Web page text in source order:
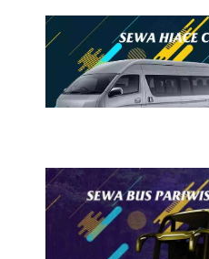
23 Juli 2026
Sewa Hiace
23 Juli 2026
Sewa Bus
Baru